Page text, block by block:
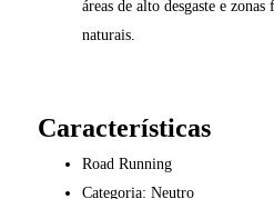
áreas de alto desgaste e
naturais.
Características
Road Running
Categoria: Neutro